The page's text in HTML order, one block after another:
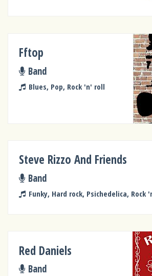
Fftop
Band
Blues, Pop, Rock 'n' roll
Steve Rizzo And Friends
Band
Funky, Hard rock, Psichedelica, Rock
Red Daniels
Band